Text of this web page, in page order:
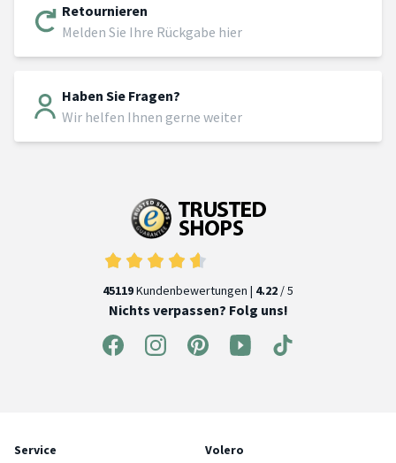
Retournieren
Melden Sie Ihre Rückgabe hier
Haben Sie Fragen?
Wir helfen Ihnen gerne weiter
45119Kundenbewertungen | 4.22 / 5
Nichts verpassen? Folg uns!
Service Volero